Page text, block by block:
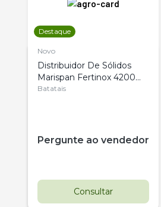
Destaque
Novo
Distribuidor De Sólidos
Marispan Fertinox 4200
Citrus
Batatais
Pergunte ao vendedor
Consultar